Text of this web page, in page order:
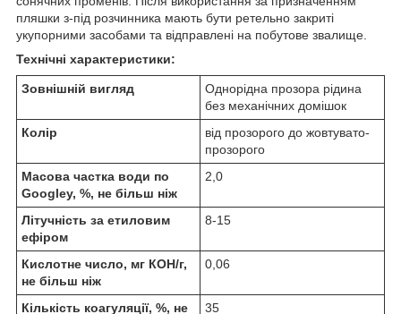
пляшки з-під розчинника мають бути ретельно закриті
укупорними засобами та відправлені на побутове звалище.
Технічні характеристики:
Зовнішній вигляд
Однорідна прозора рідина
без механічних домішок
Колір
від прозорого до жовтувато-
прозорого
Масова частка води по
Googleу, %, не більш ніж
2,0
Літучність за етиловим
ефіром
8-15
Кислотне число, мг КОН/г,
не більш ніж
0,06
Кількість коагуляції, %, не
35